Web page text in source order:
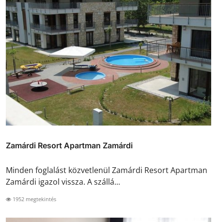
Zamárdi Resort Apartman Zamárdi
Minden foglalást közvetlenül Zamárdi Resort Apartman
Zamárdi igazol vissza. A szállá...
1952 megtekintés